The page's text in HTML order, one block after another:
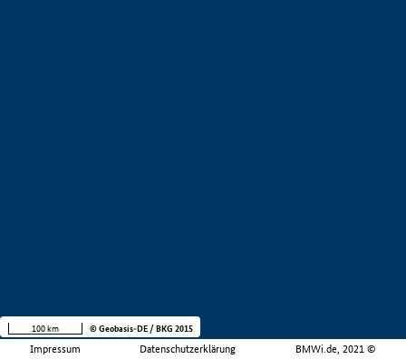
Impressum Datenschutzerklärung BMWi.de, 2021 ©
100 km © Geobasis-DE / BKG 2015